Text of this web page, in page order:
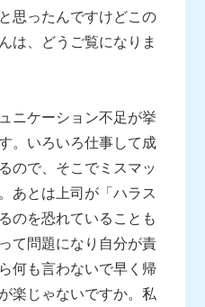
思ったんですけどこの
は、どうご覧になりま
ニケーション不足が挙
。いろいろ仕事して成
ので、そこでミスマッ
あとは上司が「ハラス
のを恐れていることも
て問題になり自分が責
何も言わないで早く帰
楽じゃないですか。私